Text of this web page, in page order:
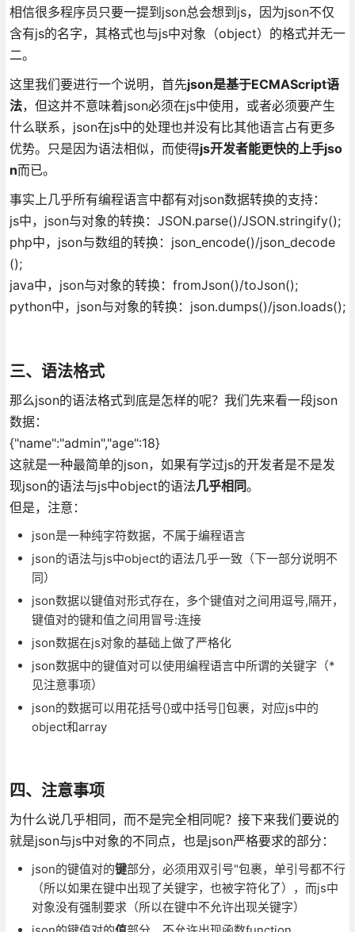
相信很多程序员只要一提到json总会想到js，因为json不仅
含有js的名字，其格式也与js中对象（object）的格式并无一
二。
这里我们要进行一个说明，首先json是基于ECMAScript语
法，但这并不意味着json必须在js中使用，或者必须要产生
什么联系，json在js中的处理也并没有比其他语言占有更多
优势。只是因为语法相似，而使得js开发者能更快的上手jso
n而已。
事实上几乎所有编程语言中都有对json数据转换的支持：
js中，json与对象的转换：JSON.parse()/JSON.stringify();
php中，json与数组的转换：json_encode()/json_decode
();
java中，json与对象的转换：fromJson()/toJson();
python中，json与对象的转换：json.dumps()/json.loads();
三、语法格式
那么json的语法格式到底是怎样的呢？我们先来看一段json
数据：
{"name":"admin","age":18}
这就是一种最简单的json，如果有学过js的开发者是不是发
现json的语法与js中object的语法几乎相同。
但是，注意：
json是一种纯字符数据，不属于编程语言
json的语法与js中object的语法几乎一致（下一部分说明不
同）
json数据以键值对形式存在，多个键值对之间用逗号,隔开，
键值对的键和值之间用冒号:连接
json数据在js对象的基础上做了严格化
json数据中的键值对可以使用编程语言中所谓的关键字（*
见注意事项）
json的数据可以用花括号{}或中括号[]包裹，对应js中的
object和array
四、注意事项
为什么说几乎相同，而不是完全相同呢？接下来我们要说的
就是json与js中对象的不同点，也是json严格要求的部分：
json的键值对的键部分，必须用双引号"包裹，单引号都不行
（所以如果在键中出现了关键字，也被字符化了），而js中
对象没有强制要求（所以在键中不允许出现关键字）